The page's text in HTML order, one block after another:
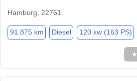
Hamburg, 22761
91.875 km Diesel 120 kw (163 PS)
★